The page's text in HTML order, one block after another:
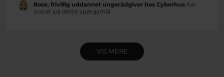
Rose, frivillig uddannet ungerådgiver hos Cyberhushar
svaret på dette spørgsmål
VIS MERE